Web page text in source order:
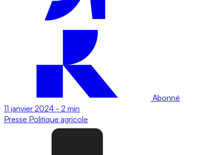
Abonné
11 janvier 2024 - 2 min
Presse Politique agricole